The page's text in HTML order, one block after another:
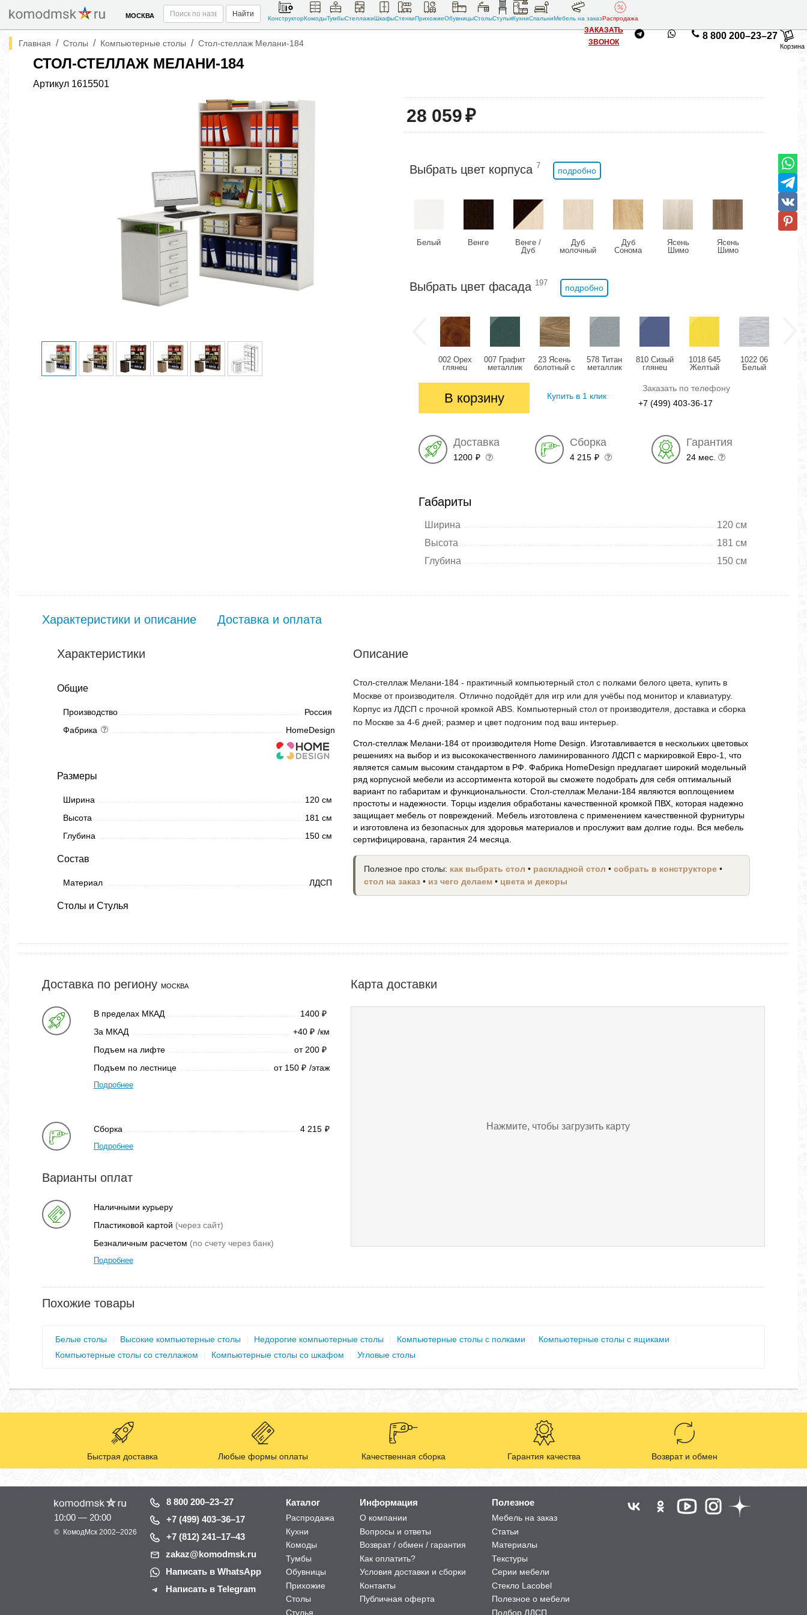
МОСКВА Найти
КонструкторКомодыТумбыСтеллажиШкафыСтенкиПрихожиеОбувницыСтолыСтульяКухниСпальниМебель на заказРаспродажа
ЗАКАЗАТЬ
ЗВОНОК
8 800 200–23–27
Корзина
Главная / Столы / Компьютерные столы / Стол-стеллаж Мелани-184
СТОЛ-СТЕЛЛАЖ МЕЛАНИ-184
Артикул 1615501
28 059₽
Выбрать цвет корпуса 7
подробно
Белый Венге
Венге /
Дуб
Дуб
молочный
Дуб
Сонома
Ясень
Шимо
Ясень
Шимо
Выбрать цвет фасада 197
подробно
002 Орех
глянец
007 Графит
металлик
23 Ясень
болотный с
578 Титан
металлик
810 Сизый
глянец
1018 645
Желтый
глянец
1022 06
Белый
В корзину Купить в 1 клик
Заказать по телефону
+7 (499) 403-36-17
Доставка
1200 ₽
Сборка
4 215 ₽
Гарантия
24 мес.
Габариты
Ширина
120 см
Высота
181 см
Глубина
150 см
Характеристики и описание Доставка и оплата
Характеристики
Общие
Производство
Россия
Фабрика
HomeDesign
Размеры
Ширина
120 см
Высота
181 см
Глубина
150 см
Состав
Материал ЛДСП
Столы и Стулья
Описание
Стол-стеллаж Мелани-184 - практичный компьютерный стол с полками белого цвета, купить в
Москве от производителя. Отлично подойдёт для игр или для учёбы под монитор и клавиатуру.
Корпус из ЛДСП с прочной кромкой ABS. Компьютерный стол от производителя, доставка и сборка
по Москве за 4-6 дней; размер и цвет подгоним под ваш интерьер.
Стол-стеллаж Мелани-184 от производителя Home Design. Изготавливается в нескольких цветовых
решениях на выбор и из высококачественного ламинированного ЛДСП с маркировкой Евро-1, что
является самым высоким стандартом в РФ. Фабрика HomeDesign предлагает широкий модельный
ряд корпусной мебели из ассортимента которой вы сможете подобрать для себя оптимальный
вариант по габаритам и функциональности. Стол-стеллаж Мелани-184 являются воплощением
простоты и надежности. Торцы изделия обработаны качественной кромкой ПВХ, которая надежно
защищает мебель от повреждений. Мебель изготовлена с применением качественной фурнитуры
и изготовлена из безопасных для здоровья материалов и прослужит вам долгие годы. Вся мебель
сертифицирована, гарантия 24 месяца.
Полезное про столы: как выбрать стол • раскладной стол •собрать в конструкторе •
стол на заказ • из чего делаем • цвета и декоры
Доставка по региону МОСКВА
В пределах МКАД 1400 ₽
За МКАД +40 ₽ /км
Подъем на лифте
от 200 ₽
Подъем по лестнице от 150 ₽ /этаж
Подробнее
Сборка 4 215 ₽
Подробнее
Варианты оплат
Наличными курьеру
Пластиковой картой (через сайт)
Безналичным расчетом (по счету через банк)
Подробнее
Карта доставки
Нажмите, чтобы загрузить карту
Похожие товары
Белые столы Высокие компьютерные столы Недорогие компьютерные столы Компьютерные столы с полками Компьютерные столы с ящиками
Компьютерные столы со стеллажом
Компьютерные столы со шкафом Угловые столы
Быстрая доставка Любые формы оплаты Качественная сборка Гарантия качества Возврат и обмен
10:00 — 20:00
© КомодМск 2002–2026
8 800 200–23–27
+7 (499) 403–36–17
+7 (812) 241–17–43
zakaz@komodmsk.ru
Написать в WhatsApp
Написать в Telegram
Каталог
Распродажа
Кухни
Комоды
Тумбы
Обувницы
Прихожие
Столы
Стулья
Информация
О компании
Вопросы и ответы
Возврат / обмен / гарантия
Как оплатить?
Условия доставки и сборки
Контакты
Публичная оферта
Полезное
Мебель на заказ
Статьи
Материалы
Текстуры
Серии мебели
Стекло Lacobel
Полезное о мебели
Подбор ЛДСП